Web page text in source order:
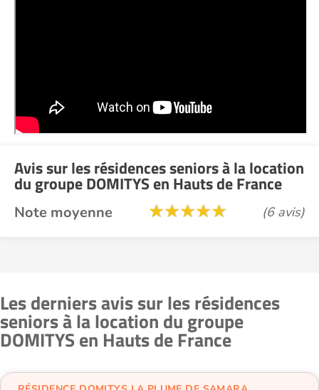
Avis sur les résidences seniors à la location
du groupe DOMITYS en Hauts de France
Note moyenne (6 avis)
Les derniers avis sur les résidences
seniors à la location du groupe
DOMITYS en Hauts de France